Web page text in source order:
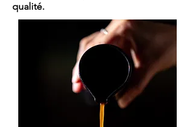
qualité.